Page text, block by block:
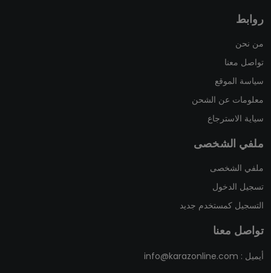
روابط
من نحن
تواصل معنا
سياسة الموقع
معلومات عن الشحن
سياية الاسترجاع
ملفي الشخصى
ملفي الشخصى
تسجيل الدخول
التسجيل كمستخدم جديد
تواصل معنا
أيميل : info@karazonline.com